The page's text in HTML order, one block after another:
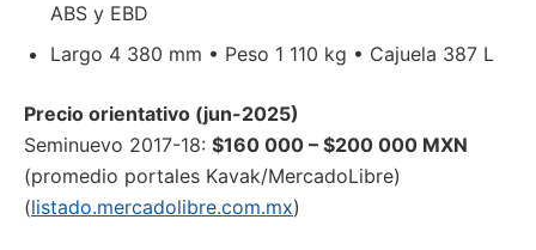
ABS y EBD
Largo 4 380 mm • Peso 1 110 kg • Cajuela 387 L
Precio orientativo (jun-2025)
Seminuevo 2017-18: $160 000 – $200 000 MXN
(promedio portales Kavak/MercadoLibre)
(listado.mercadolibre.com.mx)